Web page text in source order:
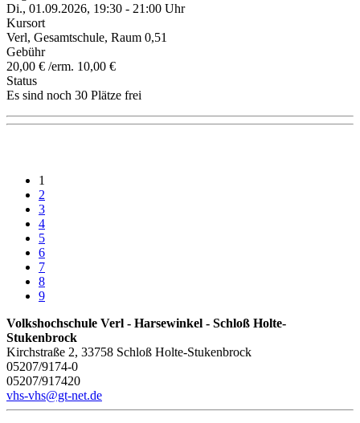
Di., 01.09.2026, 19:30 - 21:00 Uhr
Kursort
Verl, Gesamtschule, Raum 0,51
Gebühr
20,00 € /erm. 10,00 €
Status
Es sind noch 30 Plätze frei
1
2
3
4
5
6
7
8
9
Volkshochschule Verl - Harsewinkel - Schloß Holte-
Stukenbrock
Kirchstraße 2, 33758 Schloß Holte-Stukenbrock
05207/9174-0
05207/917420
vhs-vhs@gt-net.de